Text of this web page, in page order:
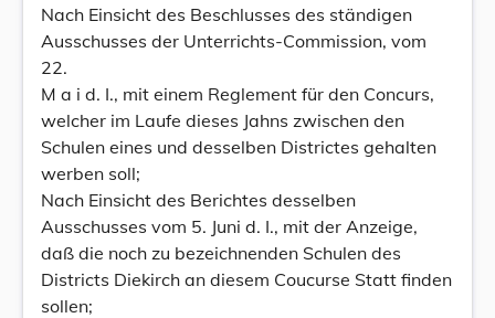
Nach Einsicht des Beschlusses des ständigen
Ausschusses der Unterrichts-Commission, vom
22.
M a i d. I., mit einem Reglement für den Concurs,
welcher im Laufe dieses Jahns zwischen den
Schulen eines und desselben Districtes gehalten
werben soll;
Nach Einsicht des Berichtes desselben
Ausschusses vom 5. Juni d. I., mit der Anzeige,
daß die noch zu bezeichnenden Schulen des
Districts Diekirch an diesem Coucurse Statt finden
sollen;